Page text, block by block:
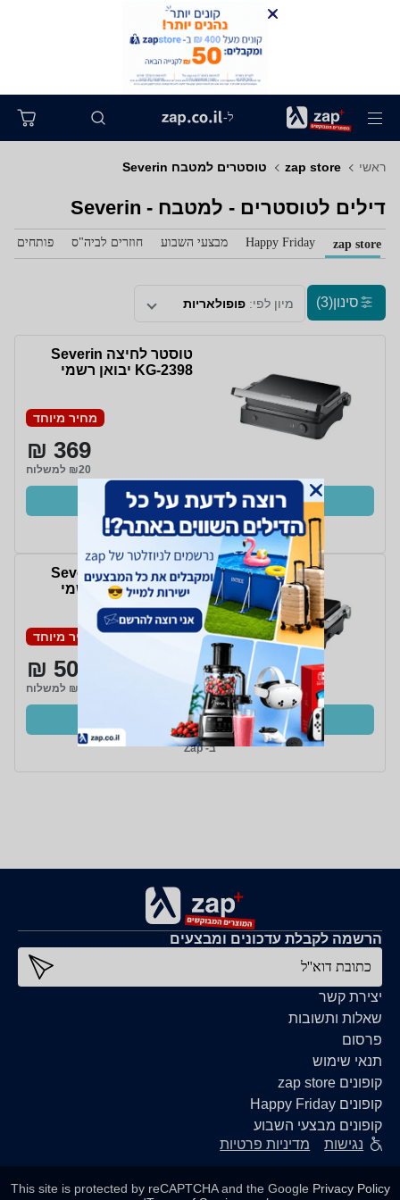
ל-
ראשי zap store טוסטרים למטבח Severin
דילים לטוסטרים - למטבח - Severin
zap store
Happy Friday מבצעי השבוע חוזרים לביה"ס פותחים
סינון(3) מיון לפי: פופולאריות
‏טוסטר לחיצה Severin
KG-2398 יבואן רשמי
מחיר מיוחד
369 ₪
₪20 למשלוח
קנו עכשיו
ב- Zap
‏טוסטר לחיצה Severin
KG-2399 יבואן רשמי
מחיר מיוחד
504 ₪
₪20 למשלוח
קנו עכשיו
ב- Zap
יצירת קשר
שאלות ותשובות
פרסום
תנאי שימוש
קופונים zap store
קופונים Happy Friday
קופונים מבצעי השבוע
הרשמה לקבלת עדכונים ומבצעים
כתובת דוא''ל
נגישות מדיניות פרטיות
This site is protected by reCAPTCHA and the Google Privacy Policy